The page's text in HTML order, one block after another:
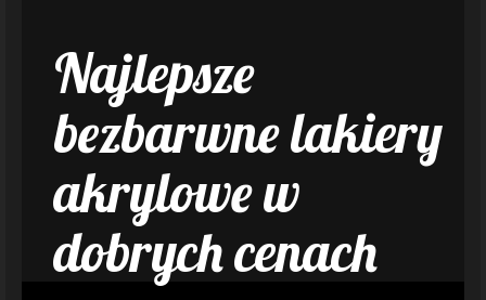
Najlepsze
bezbarwne lakiery
akrylowe w
dobrych cenach